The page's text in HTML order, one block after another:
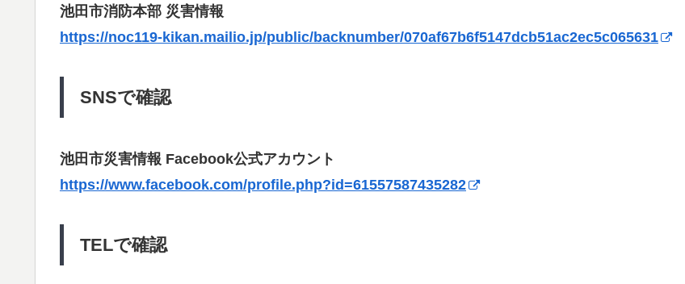
池田市消防本部 災害情報
https://noc119-kikan.mailio.jp/public/backnumber/070af67b6f5147dcb51ac2ec5c065631
SNSで確認
池田市災害情報 Facebook公式アカウント
https://www.facebook.com/profile.php?id=61557587435282
TELで確認